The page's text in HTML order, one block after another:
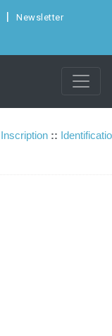
Newsletter
Inscription ::